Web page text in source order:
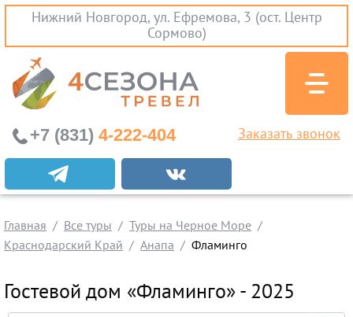
Нижний Новгород, ул. Ефремова, 3 (ост. Центр
Сормово)
Экскурсионные туры
Заграничные экскурсии
Туры на Черное Море
Краснодарский Край
Крым
+7 (831) 4-222-404 Заказать звонок
Главная Все туры
Туры на Черное Море
Краснодарский Край
Анапа Фламинго
Гостевой дом «Фламинго» - 2025